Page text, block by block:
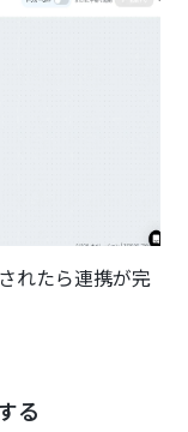
れたら連携が完
る